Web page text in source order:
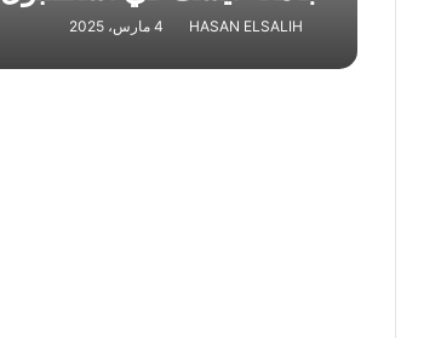
HASAN ELSALIH 4 مارس، 2025